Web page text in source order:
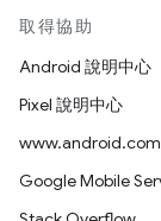
取得協助
Android 說明中心
Pixel 說明中心
www.android.com
Google Mobile